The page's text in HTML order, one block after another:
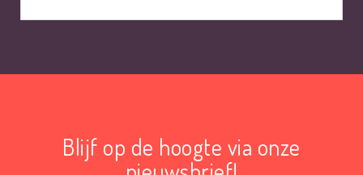
Blijf op de hoogte via onze